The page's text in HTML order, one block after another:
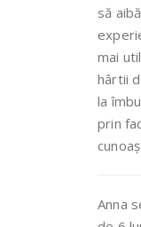
să
mai
hârtii
la
prin
Anna